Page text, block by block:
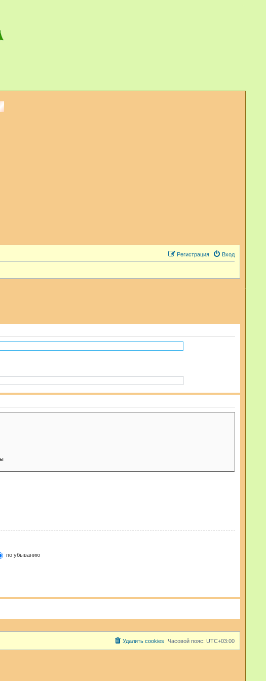
Вход
Регистрация
по убыванию
Часовой пояс: UTC+03:00
Удалить cookies